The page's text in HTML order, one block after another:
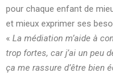
pour chaque enfant de
et mieux exprimer ses
« La médiation m’aide à
trop fortes, car j’ai un peu
ça me rassure d’être bien